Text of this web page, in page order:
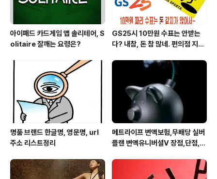
아이패드 카드게임 앱 솔리테어, S
olitaire 잘깨는 요령은?
GS25시 10만원 수표는 안받는
다? 내참, 돈 참 많네. 편의점 지에
지구만~
명품 브랜드 한글명, 영문명, url
주소 리스트정리
메트라이프 변액보험,무배당 실버
플랜 변액유니버셜V 장점,단점,가